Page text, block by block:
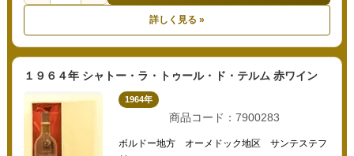
詳しく見る »
１９６４年 シャトー・ラ・トゥール・ド・テルム 赤ワイン
1964年
商品コード：7900283
ボルドー地方 オーメドック地区 サンテステフ